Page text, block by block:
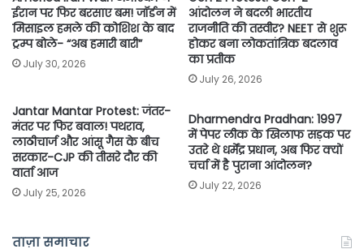
ईरान पर फिर बरसाए बम! जॉर्डन में
मिसाइल हमले की कोशिश के बाद
ट्रम्प बोले- “अब हमारी बारी”
July 30, 2026
आंदोलन ने बदली भारतीय
राजनीति की तस्वीर? NEET से शुरू
होकर बना लोकतांत्रिक बदलाव
का प्रतीक
July 26, 2026
Jantar Mantar Protest: जंतर-
मंतर पर फिर बवाल! पथराव,
लाठीचार्ज और आंसू गैस के बीच
सरकार-CJP की तीसरे दौर की
वार्ता आज
July 25, 2026
Dharmendra Pradhan: 1997
में पेपर लीक के खिलाफ सड़क पर
उतरे थे धर्मेंद्र प्रधान, अब फिर क्यों
चर्चा में है पुराना आंदोलन?
July 22, 2026
ताज़ा समाचार